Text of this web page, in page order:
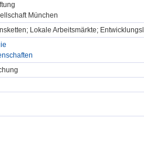
München
Lokale Arbeitsmärkte;